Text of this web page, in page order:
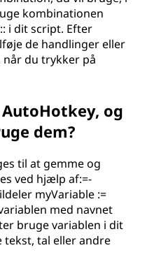
kombinationen
i dit script. Efter
de handlinger eller
når du trykker på
og
dem?
til at gemme og
ved hjælp af:=-
myVariable :=
med navnet
bruge variablen i dit
tal eller andre